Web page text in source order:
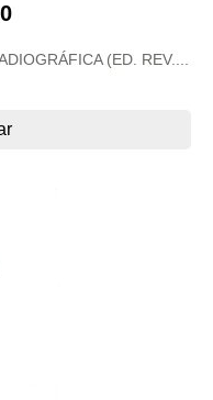
(ED. REV....